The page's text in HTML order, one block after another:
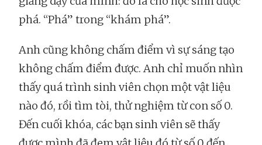
phá. “Phá” trong “khám phá”.
Anh cũng không chấm điểm vì sự sáng tạo
không chấm điểm được. Anh chỉ muốn nhìn
thấy quá trình sinh viên chọn một vật liệu
nào đó, rồi tìm tòi, thử nghiệm từ con số 0.
Đến cuối khóa, các bạn sinh viên sẽ thấy